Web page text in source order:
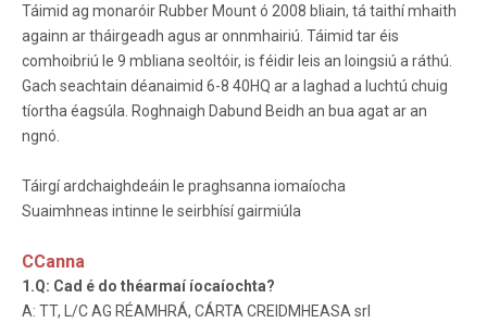
Táimid ag monaróir Rubber Mount ó 2008 bliain, tá taithí mhaith
againn ar tháirgeadh agus ar onnmhairiú. Táimid tar éis
comhoibriú le 9 mbliana seoltóir, is féidir leis an loingsiú a ráthú.
Gach seachtain déanaimid 6-8 40HQ ar a laghad a luchtú chuig
tíortha éagsúla. Roghnaigh Dabund Beidh an bua agat ar an
ngnó.
Táirgí ardchaighdeáin le praghsanna iomaíocha
Suaimhneas intinne le seirbhísí gairmiúla
CCanna
1.Q: Cad é do théarmaí íocaíochta?
A: TT, L/C AG RÉAMHRÁ, CÁRTA CREIDMHEASA srl